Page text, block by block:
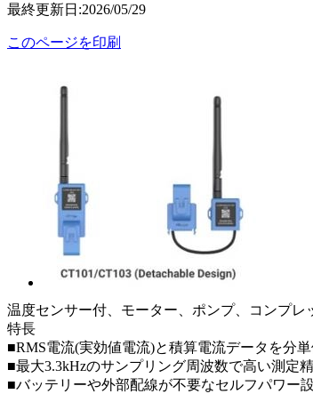
最終更新日:2026/05/29
このページを印刷
温度センサー付、モーター、ポンプ、コンプ
特長
■RMS電流(実効値電流)と積算電流データを分
■最大3.3kHzのサンプリング周波数で高い測定
■バッテリーや外部配線が不要なセルフパワー